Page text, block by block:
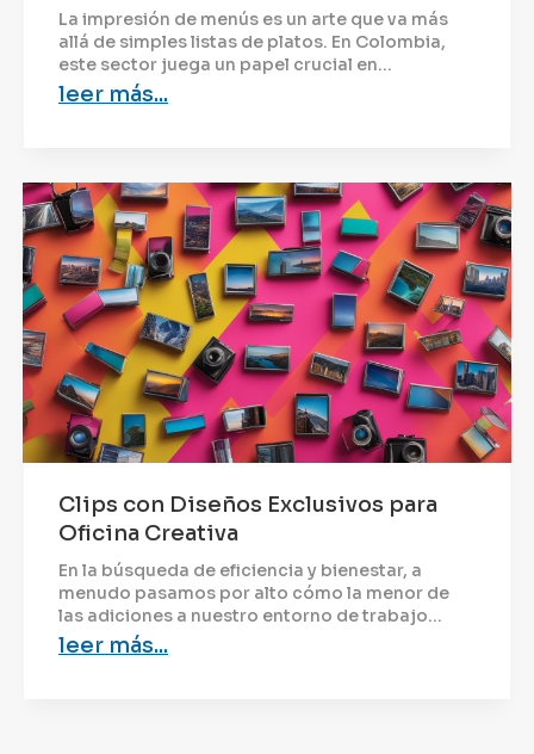
La impresión de menús es un arte que va más
allá de simples listas de platos. En Colombia,
este sector juega un papel crucial en...
leer más...
Clips con Diseños Exclusivos para
Oficina Creativa
En la búsqueda de eficiencia y bienestar, a
menudo pasamos por alto cómo la menor de
las adiciones a nuestro entorno de trabajo...
leer más...